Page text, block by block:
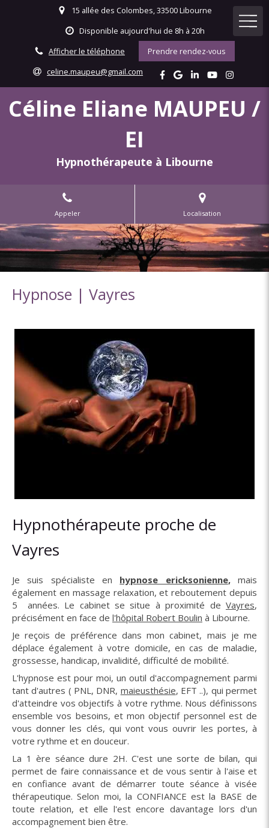
15 allée des Colombes, 33500 Libourne
Disponible aujourd'hui de 8h à 20h
Afficher le téléphone
Prendre rendez-vous
celine.maupeu@gmail.com
Céline Eliane MAUPEU /
EI
Hypnothérapeute à Libourne
Appeler Localisation
Hypnose | Vayres
Hypnothérapeute proche de
Vayres
Je suis spécialiste en hypnose ericksonienne,mais
également en massage relaxation, et reboutement depuis
5 années. Le cabinet se situe à proximité de Vayres,
précisément en face de l'hôpital Robert Boulin à Libourne.
Je reçois de préférence dans mon cabinet, mais je me
déplace également à votre domicile, en cas de maladie,
grossesse, handicap, invalidité, difficulté de mobilité.
L'hypnose est pour moi, un outil d'accompagnement parmi
tant d'autres ( PNL, DNR, maieusthésie, EFT ..), qui permet
d'atteindre vos objectifs à votre rythme. Nous définissons
ensemble vos besoins, et mon objectif personnel est de
vous donner les clés, qui vont vous ouvrir les portes, à
votre rythme et en douceur.
La 1 ère séance dure 2H. C'est une sorte de bilan, qui
permet de faire connaissance et de vous sentir à l'aise et
en confiance avant de démarrer toute séance à visée
thérapeutique. Selon moi, la CONFIANCE est la BASE de
toute relation, et elle l'est encore davantage lors d'un
accompagnement bien être.